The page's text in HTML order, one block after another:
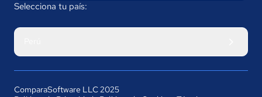
Selecciona tu país:
ComparaSoftware LLC 2025